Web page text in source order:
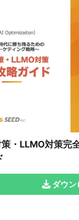
策・LLMO対策完
ダウン